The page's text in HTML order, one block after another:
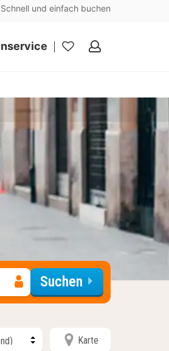
Schnell und einfach buchen
Meine
Suchen
Karte